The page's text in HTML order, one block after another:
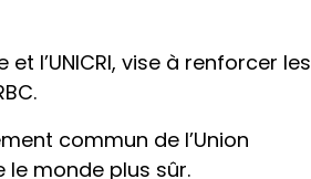
l’UNICRI, vise à renforcer les
commun de l’Union
monde plus sûr.